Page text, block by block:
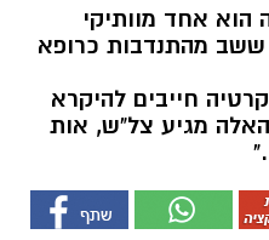
הוא אחד מוותיקי
ששב מהתנדבות כרופא
חייבים להיקרא
מגיע צל"ש, אות